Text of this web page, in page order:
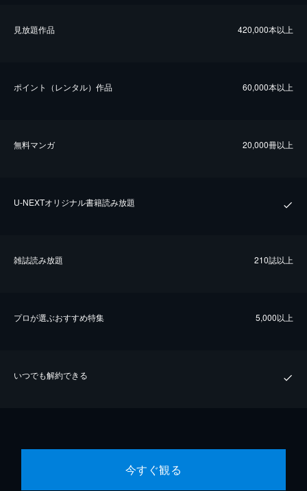
⾒放題作品 420,000本以上
ポイント（レンタル）作品 60,000本以上
無料マンガ 20,000冊以上
U-NEXTオリジナル書籍読み放題
雑誌読み放題 210誌以上
プロが選ぶおすすめ特集 5,000以上
いつでも解約できる
今すぐ観る